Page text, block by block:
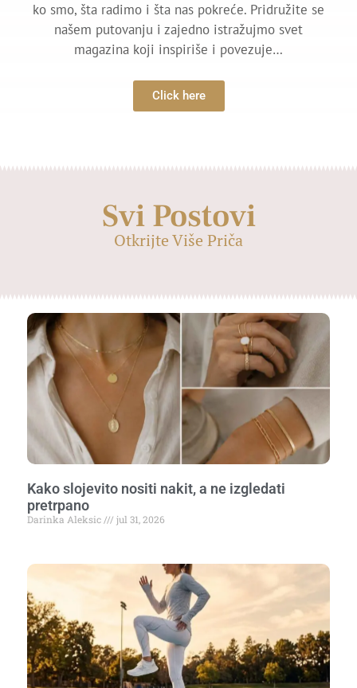
ko smo, šta radimo i šta nas pokreće. Pridružite se
našem putovanju i zajedno istražujmo svet
magazina koji inspiriše i povezuje…
Click here
Svi Postovi
Otkrijte Više Priča
Kako slojevito nositi nakit, a ne izgledati
pretrpano
Darinka Aleksic jul 31, 2026